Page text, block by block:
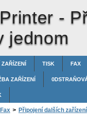
-
jednom
ZAŘÍZENÍ TISK FAX
ZAŘÍZENÍ
Fax > Připojení dalších zařízení